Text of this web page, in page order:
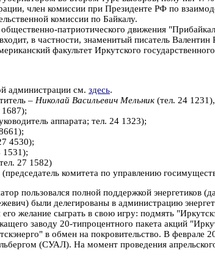
член комиссии при Президенте РФ по
комиссии по Байкалу.
патриотического движения
в частности, знаменитый писатель Валентин
факультет Иркутского
администрации см. здесь.
– Николай Васильевич Мельник (тел. 24
1687);
аппарата; тел. 24 1323);
4530);
1531);
27 1582)
(председатель комитета по управлению
пользовался полной поддержкой
были делегированы в администрацию
его желание сыграть в свою игру: подмять
заводу 20-типроцентного пакета акций
в обмен на покровительство. В феврале
(СУАЛ). На момент проведения